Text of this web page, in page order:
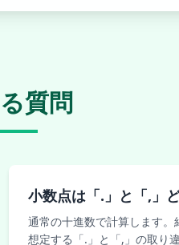
質問
小数点は「.」と「,」
通常の十進数で計算します
想定する「.」と「,」の取り